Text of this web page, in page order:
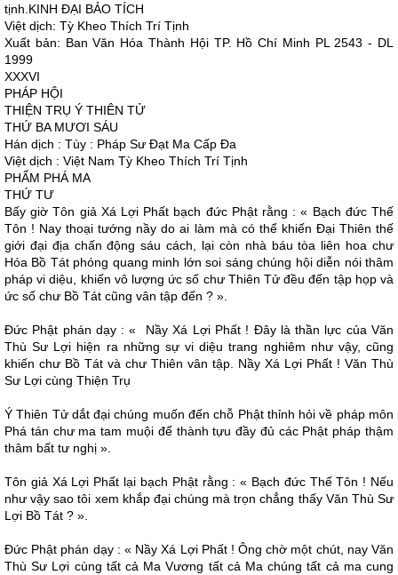
tịnh.KINH ÐẠI BẢO TÍCH
Việt dịch: Tỳ Kheo Thích Trí Tịnh
Xuất bản: Ban Văn Hóa Thành Hội TP. Hồ Chí Minh PL 2543 - DL
1999
XXXVI
PHÁP HỘI
THIỆN TRỤ Ý THIÊN TỬ
THỨ BA MƯƠI SÁU
Hán dịch : Tùy : Pháp Sư Ðạt Ma Cấp Ða
Việt dịch : Việt Nam Tỳ Kheo Thích Trí Tịnh
PHẨM PHÁ MA
THỨ TƯ
Bấy giờ Tôn giả Xá Lợi Phất bạch đức Phật rằng : « Bạch đức Thế
Tôn ! Nay thoại tướng nầy do ai làm mà có thể khiến Ðại Thiên thế
giới đại địa chấn động sáu cách, lại còn nhà báu tòa liên hoa chư
Hóa Bồ Tát phóng quang minh lớn soi sáng chúng hội diễn nói thâm
pháp vi diệu, khiến vô lượng ức số chư Thiên Tử đều đến tập họp và
ức số chư Bồ Tát cũng vân tập đến ? ».
Ðức Phật phán dạy : « Nầy Xá Lợi Phất ! Ðây là thần lực của Văn
Thù Sư Lợi hiện ra những sự vi diệu trang nghiêm như vậy, cũng
khiến chư Bồ Tát và chư Thiên vân tập. Nầy Xá Lợi Phất ! Văn Thù
Sư Lợi cùng Thiện Trụ
Ý Thiên Tử dắt đại chúng muốn đến chỗ Phật thỉnh hỏi về pháp môn
Phá tán chư ma tam muội để thành tựu đầy đủ các Phật pháp thậm
thâm bất tư nghị ».
Tôn giả Xá Lợi Phất lại bạch Phật rằng : « Bạch đức Thế Tôn ! Nếu
như vậy sao tôi xem khắp đại chúng mà trọn chẳng thấy Văn Thù Sư
Lợi Bồ Tát ? ».
Ðức Phật phán dạy : « Nầy Xá Lợi Phất ! Ông chờ một chút, nay Văn
Thù Sư Lợi cùng tất cả Ma Vương tất cả Ma chúng tất cả ma cung